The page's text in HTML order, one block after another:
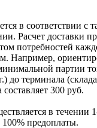
в соответствии с
Расчет доставки
потребностей
Например,
партии
до терминала
300 руб.
в течении
предоплаты.